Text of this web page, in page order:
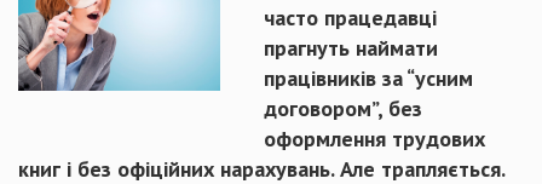
часто працедавці
прагнуть наймати
працівників за “усним
договором”, без
оформлення трудових
книг і без офіційних нарахувань. Але трапляється.